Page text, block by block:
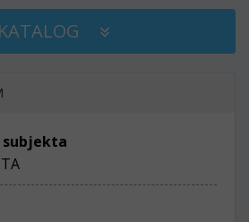
KATALOG
subjekta